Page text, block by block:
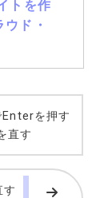
トを作
ド・
を押す
直す